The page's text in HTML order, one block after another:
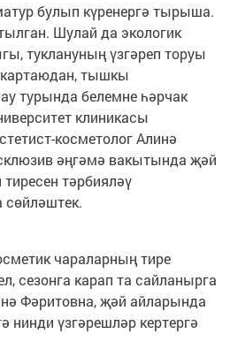
булып күренергә тырыша.
Шулай да экологик
туклануның үзгәреп торуы
тышкы
турында белемне һәрчак
клиникасы
косметолог Алинә
әңгәмә вакытында җәй
тәрбияләү
сөйләштек.
чараларның тире
сезонга карап та сайланырга
Фәритовна, җәй айларында
нинди үзгәрешләр кертергә